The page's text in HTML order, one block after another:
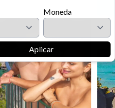
Moneda
Aplicar